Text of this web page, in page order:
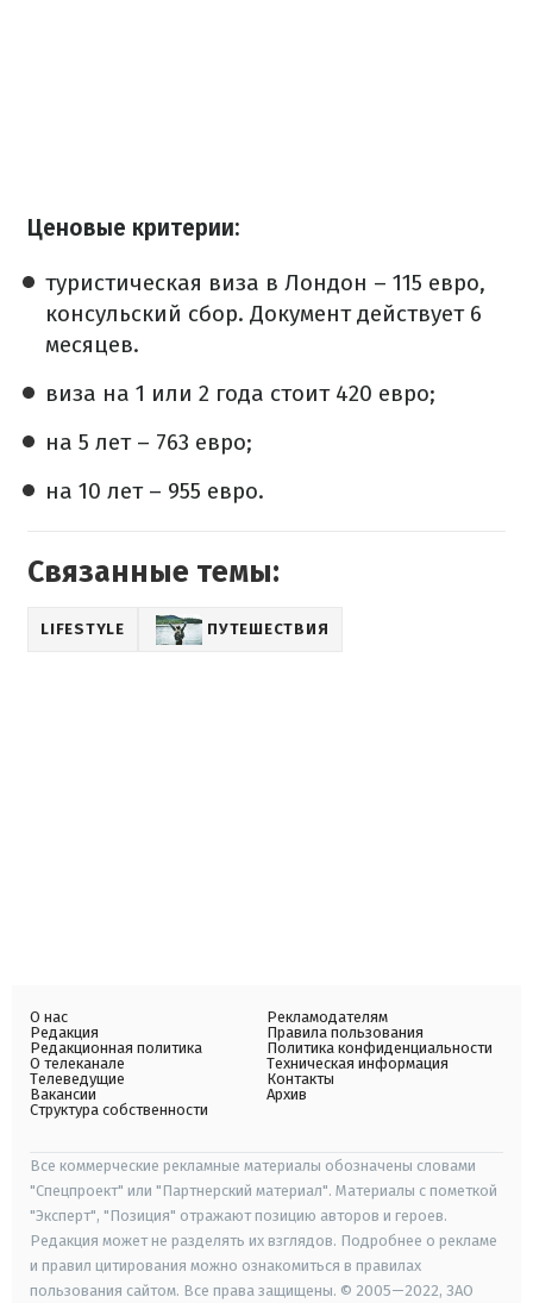
Ценовые критерии:
туристическая виза в Лондон – 115 евро,
консульский сбор. Документ действует 6
месяцев.
виза на 1 или 2 года стоит 420 евро;
на 5 лет – 763 евро;
на 10 лет – 955 евро.
Связанные темы:
LIFESTYLE ПУТЕШЕСТВИЯ
О нас
Редакция
Редакционная политика
О телеканале
Телеведущие
Вакансии
Структура собственности
Рекламодателям
Правила пользования
Политика конфиденциальности
Техническая информация
Контакты
Архив
Все коммерческие рекламные материалы обозначены словами
"Спецпроект" или "Партнерский материал". Материалы с пометкой
"Эксперт", "Позиция" отражают позицию авторов и героев.
Редакция может не разделять их взглядов. Подробнее о рекламе
и правил цитирования можно ознакомиться в правилах
пользования сайтом. Все права защищены. © 2005—2022, ЗАО